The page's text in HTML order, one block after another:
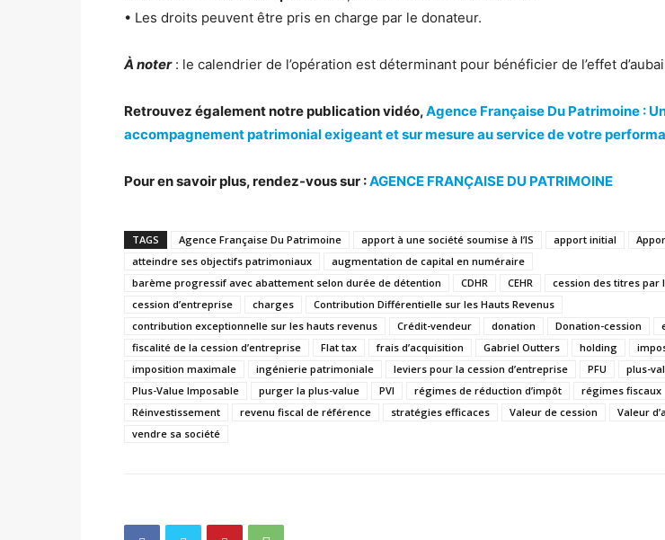
• Les droits peuvent être pris en charge par le donateur.
À noter: le calendrier de l’opération est déterminant pour bénéficier de l’effet
Retrouvez également notre publication vidéo,Agence Française Du Patrimoine :
accompagnement patrimonial exigeant et sur mesure au service de votre
Pour en savoir plus, rendez-vous sur :AGENCE FRANÇAISE DU PATRIMOINE
TAGS Agence Française Du Patrimoine apport à une société soumise à l’IS apport initial
atteindre ses objectifs patrimoniaux
augmentation de capital en numéraire
barème progressif avec abattement selon durée de détention
CDHR CEHR
cession des titres par
cession d’entreprise
charges
Contribution Différentielle sur les Hauts Revenus
contribution exceptionnelle sur les hauts revenus
Crédit-vendeur donation Donation-cession
fiscalité de la cession d’entreprise
Flat tax frais d’acquisition Gabriel Outters holding
imposition maximale
ingénierie patrimoniale leviers pour la cession d’entreprise PFU
plus-
Plus-Value Imposable
purger la plus-value PVI régimes de réduction d’impôt
régimes fiscaux
Réinvestissement
revenu fiscal de référence stratégies efficaces Valeur de cession
Valeur
vendre sa société